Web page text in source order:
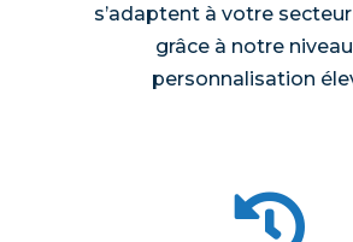
s’adaptent à votre
grâce à notre
personnalisation
